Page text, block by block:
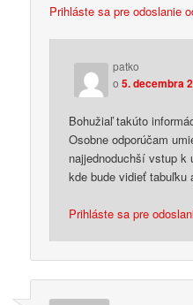
Prihláste sa pre odoslanie
patko
o5. decembra
Bohužiaľ takúto
Osobne odporúčam
najjednoduchší vstup k
kde bude vidieť tabuľku
Prihláste sa pre